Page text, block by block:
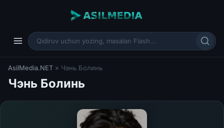
AsilMedia.NET » Чэнь Болинь
Чэнь Болинь